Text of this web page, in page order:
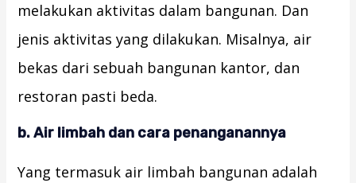
melakukan aktivitas dalam bangunan. Dan
jenis aktivitas yang dilakukan. Misalnya, air
bekas dari sebuah bangunan kantor, dan
restoran pasti beda.
b. Air limbah dan cara penanganannya
Yang termasuk air limbah bangunan adalah